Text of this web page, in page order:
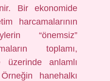
Bir ekonomide
harcamalarının
“önemsiz”
toplamı,
üzerinde anlamlı
hanehalkı